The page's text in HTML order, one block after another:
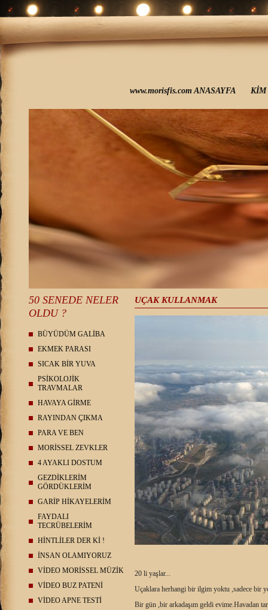
www.morisfis.com ANASAYFA KİM
50 SENEDE NELER
OLDU ?
BÜYÜDÜM GALİBA
EKMEK PARASI
SICAK BİR YUVA
PSİKOLOJİK
TRAVMALAR
HAVAYA GİRME
RAYINDAN ÇIKMA
PARA VE BEN
MORİSSEL ZEVKLER
4 AYAKLI DOSTUM
GEZDİKLERİM
GÖRDÜKLERİM
GARİP HİKAYELERİM
FAYDALI
TECRÜBELERİM
HİNTLİLER DER Kİ !
İNSAN OLAMIYORUZ
VİDEO MORİSSEL MÜZİK
VİDEO BUZ PATENİ
VİDEO APNE TESTİ
UÇAK KULLANMAK
20 li yaşlar...
Uçaklara herhangi bir ilgim yoktu ,sadece bir
Bir gün ,bir arkadaşım geldi evime.Havadan